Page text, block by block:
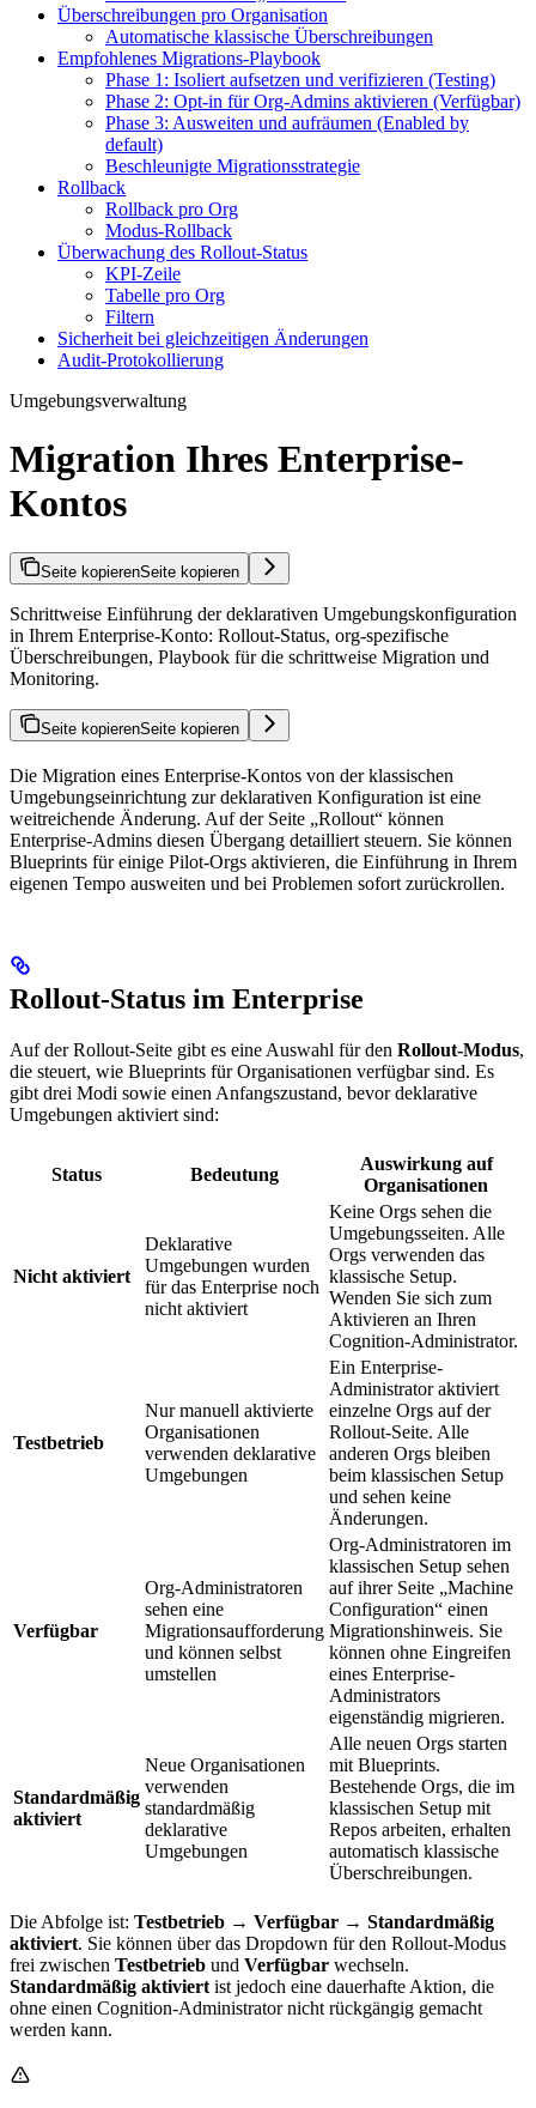
Überschreibungen pro Organisation
Automatische klassische Überschreibungen
Empfohlenes Migrations-Playbook
Phase 1: Isoliert aufsetzen und verifizieren (Testing)
Phase 2: Opt-in für Org-Admins aktivieren (Verfügbar)
Phase 3: Ausweiten und aufräumen (Enabled by
default)
Beschleunigte Migrationsstrategie
Rollback
Rollback pro Org
Modus-Rollback
Überwachung des Rollout-Status
KPI-Zeile
Tabelle pro Org
Filtern
Sicherheit bei gleichzeitigen Änderungen
Audit-Protokollierung
Umgebungsverwaltung
Migration Ihres Enterprise-
Kontos
Seite kopierenSeite kopieren
Schrittweise Einführung der deklarativen Umgebungskonfiguration
in Ihrem Enterprise-Konto: Rollout-Status, org-spezifische
Überschreibungen, Playbook für die schrittweise Migration und
Monitoring.
Seite kopierenSeite kopieren
Die Migration eines Enterprise-Kontos von der klassischen
Umgebungseinrichtung zur deklarativen Konfiguration ist eine
weitreichende Änderung. Auf der Seite „Rollout“ können
Enterprise-Admins diesen Übergang detailliert steuern. Sie können
Blueprints für einige Pilot-Orgs aktivieren, die Einführung in Ihrem
eigenen Tempo ausweiten und bei Problemen sofort zurückrollen.
Rollout-Status im Enterprise
Auf der Rollout-Seite gibt es eine Auswahl für den Rollout-Modus,
die steuert, wie Blueprints für Organisationen verfügbar sind. Es
gibt drei Modi sowie einen Anfangszustand, bevor deklarative
Umgebungen aktiviert sind:
Status Bedeutung
Auswirkung auf
Organisationen
Nicht aktiviert
Deklarative
Umgebungen wurden
für das Enterprise noch
nicht aktiviert
Keine Orgs sehen die
Umgebungsseiten. Alle
Orgs verwenden das
klassische Setup.
Wenden Sie sich zum
Aktivieren an Ihren
Cognition-Administrator.
Testbetrieb
Nur manuell aktivierte
Organisationen
verwenden deklarative
Umgebungen
Ein Enterprise-
Administrator aktiviert
einzelne Orgs auf der
Rollout-Seite. Alle
anderen Orgs bleiben
beim klassischen Setup
und sehen keine
Änderungen.
Verfügbar
Org-Administratoren
sehen eine
Migrationsaufforderung
und können selbst
umstellen
Org-Administratoren im
klassischen Setup sehen
auf ihrer Seite „Machine
Configuration“ einen
Migrationshinweis. Sie
können ohne Eingreifen
eines Enterprise-
Administrators
eigenständig migrieren.
Standardmäßig
aktiviert
Neue Organisationen
verwenden
standardmäßig
deklarative
Umgebungen
Alle neuen Orgs starten
mit Blueprints.
Bestehende Orgs, die im
klassischen Setup mit
Repos arbeiten, erhalten
automatisch klassische
Überschreibungen.
Die Abfolge ist: Testbetrieb → Verfügbar → Standardmäßig
aktiviert. Sie können über das Dropdown für den Rollout-Modus
frei zwischen Testbetrieb und Verfügbar wechseln.
Standardmäßig aktiviert ist jedoch eine dauerhafte Aktion, die
ohne einen Cognition-Administrator nicht rückgängig gemacht
werden kann.